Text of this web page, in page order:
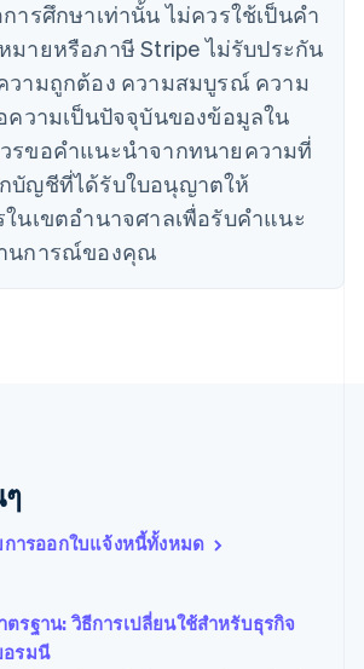
ารศึกษาเท่านั้น ไม่ควรใช้เป็นคํา
มายหรือภาษี Stripe ไม่รับประกัน
วามถูกต้อง ความสมบูรณ์ ความ
ความเป็นปัจจุบันของข้อมูลใน
ขอคําแนะนําจากทนายความที่
บัญชีที่ได้รับใบอนุญาตให้
นเขตอํานาจศาลเพื่อรับคําแนะ
นการณ์ของคุณ
ารออกใบแจ้งหนี้ทั้งหมด
ตรฐาน: วิธีการเปลี่ยนใช้สำหรับธุรกิจ
อรมนี